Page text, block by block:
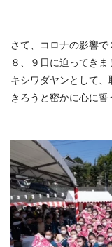
さて、コロナの影響
８、９日に迫ってきま
キシワダヤンとして
きろうと密かに心に誓